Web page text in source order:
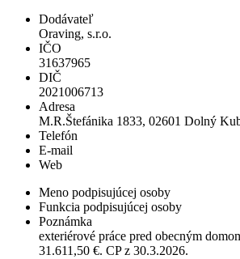
Dodávateľ
Oraving, s.r.o.
IČO
31637965
DIČ
2021006713
Adresa
M.R.Štefánika 1833, 02601 Dolný
Telefón
E-mail
Web
Meno podpisujúcej osoby
Funkcia podpisujúcej osoby
Poznámka
exteriérové práce pred obecným
31.611,50 €. CP z 30.3.2026.